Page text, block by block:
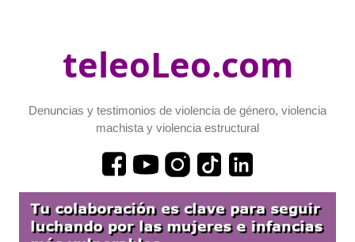
teleoLeo.com
Denuncias y testimonios de violencia de género, violencia
machista y violencia estructural